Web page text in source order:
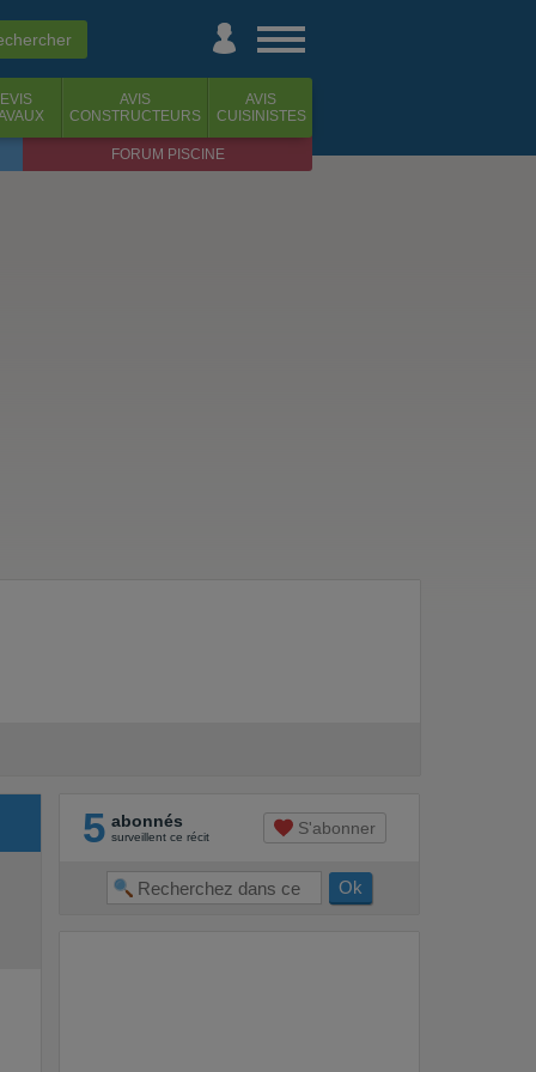
AVIS
CONSTRUCTEURS
AVIS
CUISINISTES
FORUM PISCINE
5 abonnés
surveillent ce récit S'abonner